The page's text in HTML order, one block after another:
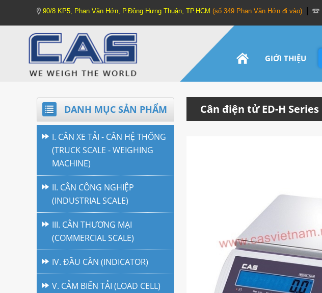
90/8 KP5, Phan Văn Hớn, P.Đông Hưng Thuận, TP.HCM (số 349 Phan Văn Hớn đi vào)
GIỚI THIỆU
DANH MỤC SẢN PHẨM
I. CÂN XE TẢI - CÂN HỆ THỐNG
(TRUCK SCALE - WEIGHING
MACHINE)
II. CÂN CÔNG NGHIỆP
(INDUSTRIAL SCALE)
III. CÂN THƯƠNG MẠI
(COMMERCIAL SCALE)
IV. ĐẦU CÂN (INDICATOR)
V. CẢM BIẾN TẢI (LOAD CELL)
Cân điện tử ED-H Series